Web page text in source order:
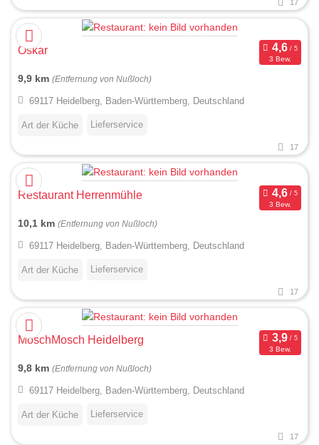
17
Oskar
3 Bew.
9,9 km (Entfernung von Nußloch)
69117 Heidelberg, Baden-Württemberg, Deutschland
Art der Küche Lieferservice
17
Restaurant Herrenmühle
3 Bew.
10,1 km (Entfernung von Nußloch)
69117 Heidelberg, Baden-Württemberg, Deutschland
Art der Küche Lieferservice
17
MoschMosch Heidelberg
3 Bew.
9,8 km (Entfernung von Nußloch)
69117 Heidelberg, Baden-Württemberg, Deutschland
Art der Küche Lieferservice
17